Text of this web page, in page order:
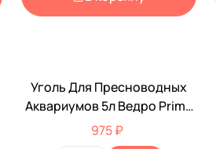
Уголь Для Пресноводных
Аквариумов 5л Ведро Prime
(Прайм) Pr-000046
975 ₽